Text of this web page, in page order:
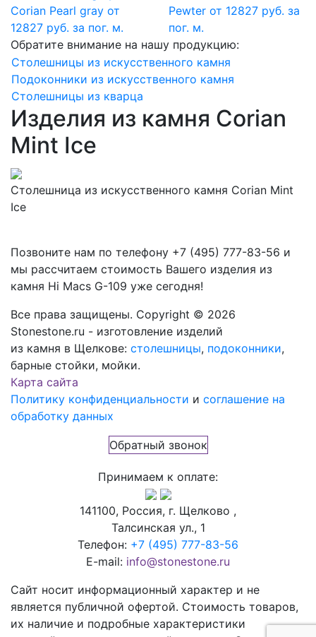
Corian Pearl gray от
12827 руб. за пог. м.
Pewter от 12827 руб. за
пог. м.
Обратите внимание на нашу продукцию:
Столешницы из искусственного камня
Подоконники из искусственного камня
Столешницы из кварца
Изделия из камня Corian
Mint Ice
Столешница из искусственного камня Corian Mint
Ice
Позвоните нам по телефону +7 (495) 777-83-56 и
мы рассчитаем стоимость Вашего изделия из
камня Hi Macs G-109 уже сегодня!
Все права защищены. Copyright © 2026
Stonestone.ru - изготовление изделий
из камня в Щелкове: столешницы, подоконники,
барные стойки, мойки.
Карта сайта
Политику конфиденциальности и соглашение на
обработку данных
Обратный звонок
Принимаем к оплате:
141100, Россия, г. Щелково ,
Талсинская ул., 1
Телефон: +7 (495) 777-83-56
E-mail: info@stonestone.ru
Сайт носит информационный характер и не
является публичной офертой. Стоимость товаров,
их наличие и подробные характеристики